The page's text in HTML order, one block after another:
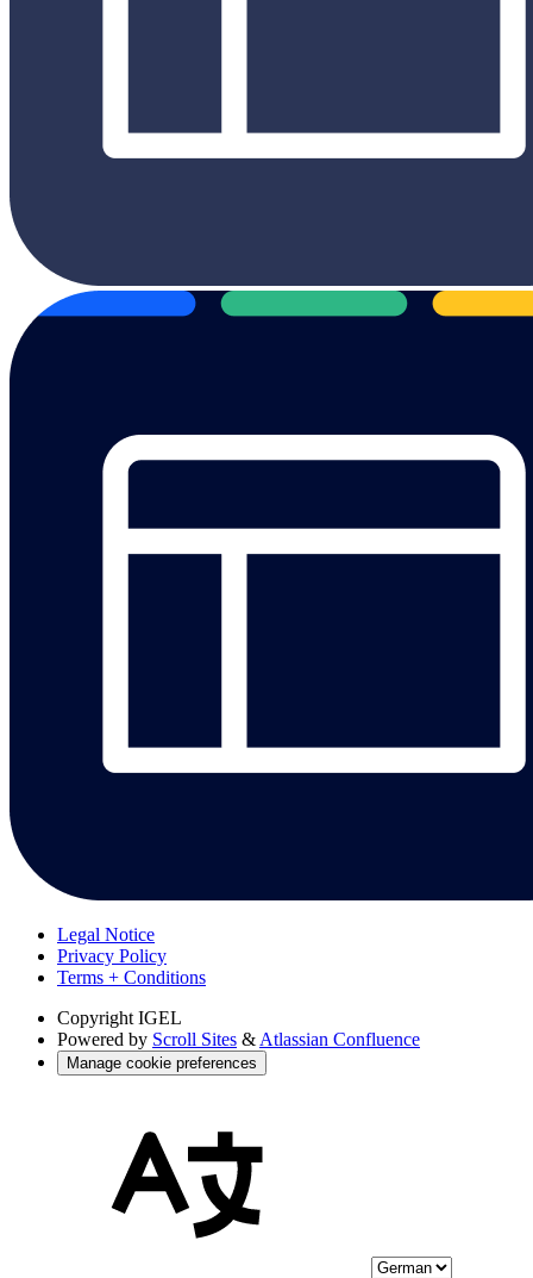
Legal Notice
Privacy Policy
Terms + Conditions
Copyright IGEL
Powered by Scroll Sites & Atlassian Confluence
Manage cookie preferences